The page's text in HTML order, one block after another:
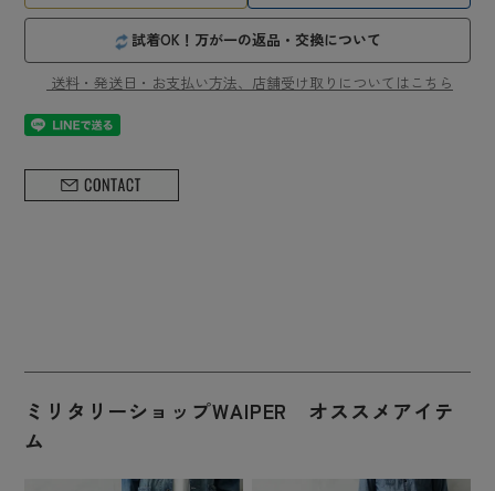
試着OK！万が一の返品・交換について
送料・発送日・お支払い方法、店舗受け取りについてはこちら
ミリタリーショップWAIPER オススメアイテ
ム